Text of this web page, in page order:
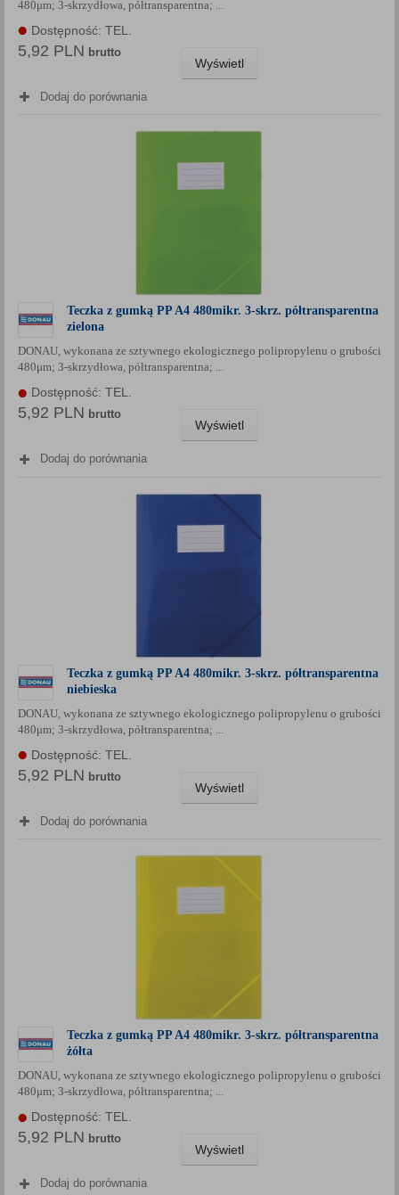
480μm; 3-skrzydłowa, półtransparentna; ...
Dostępność: TEL.
5,92 PLN brutto
Wyświetl
Dodaj do porównania
Teczka z gumką PP A4 480mikr. 3-skrz. półtransparentna
zielona
DONAU, wykonana ze sztywnego ekologicznego polipropylenu o grubości
480μm; 3-skrzydłowa, półtransparentna; ...
Dostępność: TEL.
5,92 PLN brutto
Wyświetl
Dodaj do porównania
Teczka z gumką PP A4 480mikr. 3-skrz. półtransparentna
niebieska
DONAU, wykonana ze sztywnego ekologicznego polipropylenu o grubości
480μm; 3-skrzydłowa, półtransparentna; ...
Dostępność: TEL.
5,92 PLN brutto
Wyświetl
Dodaj do porównania
Teczka z gumką PP A4 480mikr. 3-skrz. półtransparentna
żółta
DONAU, wykonana ze sztywnego ekologicznego polipropylenu o grubości
480μm; 3-skrzydłowa, półtransparentna; ...
Dostępność: TEL.
5,92 PLN brutto
Wyświetl
Dodaj do porównania